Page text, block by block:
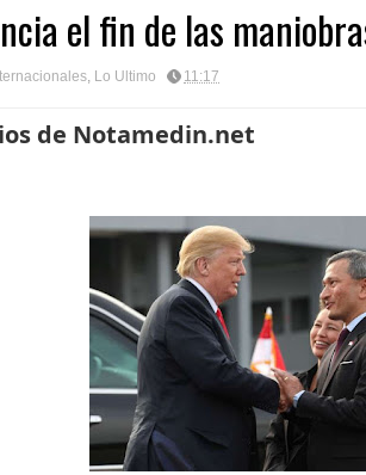
el fin de las
, Lo Ultimo 11:17
de Notamedin.net